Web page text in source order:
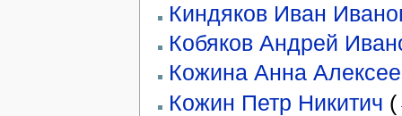
Киндяков Иван
Кобяков Андрей
Кожина Анна
Кожин Петр Никитич (